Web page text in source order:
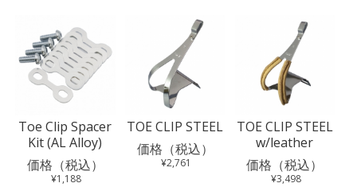
Toe Clip Spacer
Kit (AL Alloy)
価格（税込）
¥1,188
TOE CLIP STEEL
価格（税込）
¥2,761
TOE CLIP STEEL
w/leather
価格（税込）
¥3,498